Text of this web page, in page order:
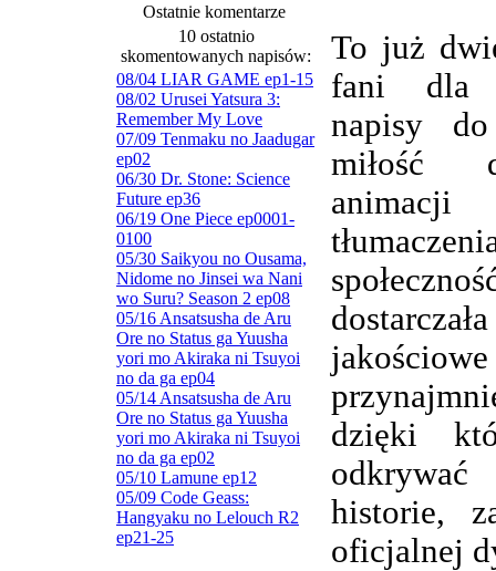
Ostatnie komentarze
10 ostatnio
skomentowanych napisów:
08/04 LIAR GAME ep1-15
08/02 Urusei Yatsura 3:
Remember My Love
07/09 Tenmaku no Jaadugar
ep02
06/30 Dr. Stone: Science
Future ep36
06/19 One Piece ep0001-
0100
05/30 Saikyou no Ousama,
Nidome no Jinsei wa Nani
wo Suru? Season 2 ep08
05/16 Ansatsusha de Aru
Ore no Status ga Yuusha
yori mo Akiraka ni Tsuyoi
no da ga ep04
05/14 Ansatsusha de Aru
Ore no Status ga Yuusha
yori mo Akiraka ni Tsuyoi
no da ga ep02
05/10 Lamune ep12
05/09 Code Geass:
Hangyaku no Lelouch R2
ep21-25
To już
fani dla
napisy
miłość
dzięki
historie,
oficjalnej